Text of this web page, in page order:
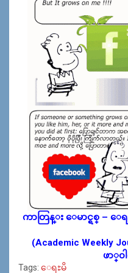
ကာတြန္း ေမာင္ရစ္ – ေရ
(Academic Weekly
ဖာ္၀ါ
Tags: ေရႊမိ